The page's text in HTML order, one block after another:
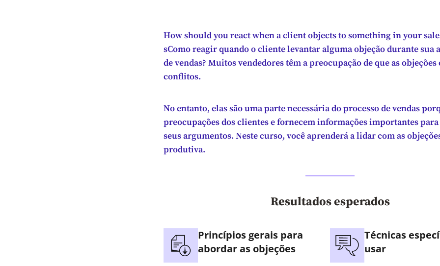
How should you react when a client objects to something in your
sComo reagir quando o cliente levantar alguma objeção durante sua
de vendas? Muitos vendedores têm a preocupação de que as objeções
conflitos.
No entanto, elas são uma parte necessária do processo de vendas
preocupações dos clientes e fornecem informações importantes
seus argumentos. Neste curso, você aprenderá a lidar com as
produtiva.
Resultados esperados
Princípios gerais para
abordar as objeções
Técnicas
usar